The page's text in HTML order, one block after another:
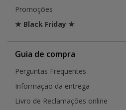
Promoções
★ Black Friday ★
Guia de compra
Perguntas Frequentes
Informação da entrega
Livro de Reclamações online